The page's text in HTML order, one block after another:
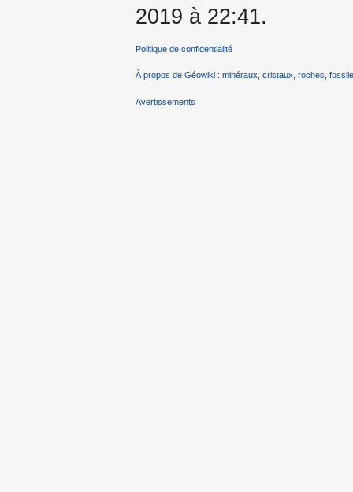
2019 à 22:41.
Politique de confidentialité
À propos de Géowiki : minéraux, cristaux, roches,
Avertissements